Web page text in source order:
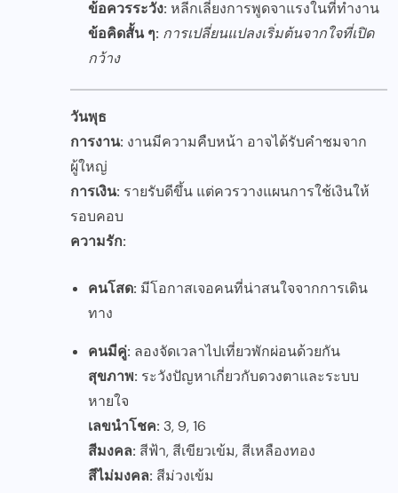
ข้อควรระวัง: หลีกเลี่ยงการพูดจาแรงในที่ทำงาน
ข้อคิดสั้น ๆ: การเปลี่ยนแปลงเริ่มต้นจากใจที่เปิด
กว้าง
วันพุธ
การงาน: งานมีความคืบหน้า อาจได้รับคำชมจาก
ผู้ใหญ่
การเงิน: รายรับดีขึ้น แต่ควรวางแผนการใช้เงินให้
รอบคอบ
ความรัก:
คนโสด: มีโอกาสเจอคนที่น่าสนใจจากการเดิน
ทาง
คนมีคู่: ลองจัดเวลาไปเที่ยวพักผ่อนด้วยกัน
สุขภาพ: ระวังปัญหาเกี่ยวกับดวงตาและระบบ
หายใจ
เลขนำโชค: 3, 9, 16
สีมงคล: สีฟ้า, สีเขียวเข้ม, สีเหลืองทอง
สีไม่มงคล: สีม่วงเข้ม